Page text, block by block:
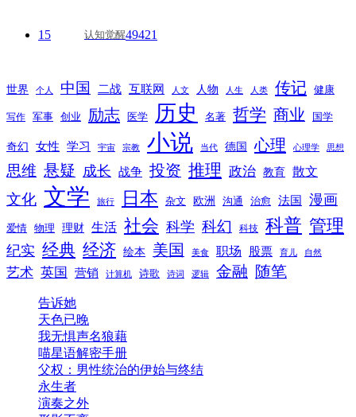
15 认知觉醒49421
世界 个人 中国 二战 互联网 人文 人物 人生 人类 传记 健康
写作 军事 创业 励志 医学 历史 名著 哲学 商业 国学
奇幻 女性 学习 宇宙 宗教 小说 当代 德国 心理 心理学 思想
思维 悬疑 成长 战争 投资 推理 政治 教育 散文
文化 文学 旅行 日本 杂文 欧洲 沟通 治愈 法国 漫画
爱情 物理 理财 生活 社会 科学 科幻 科技 科普 管理
纪实 经典 经济 绘本 美国 美食 职场 股票 育儿 自然
艺术 英国 营销 计算机 诗歌 诗词 逻辑 金融 随笔
告诉她
天色已晚
我无惧声名狼藉
喵星语解密手册
父权：男性统治的伊始与终结
永生者
演奏之外